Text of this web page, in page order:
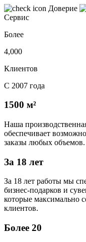
Доверие
Сервис
Более
4,000
Клиентов
С 2007 года
1500 м²
Наша
обеспечивает
заказы любых объемов.
За 18 лет
За 18 лет работы мы
бизнес-подарков и
которые максимально
клиентов.
Более 20